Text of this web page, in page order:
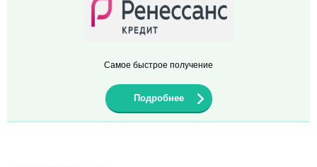
Самое быстрое получение
Подробнее